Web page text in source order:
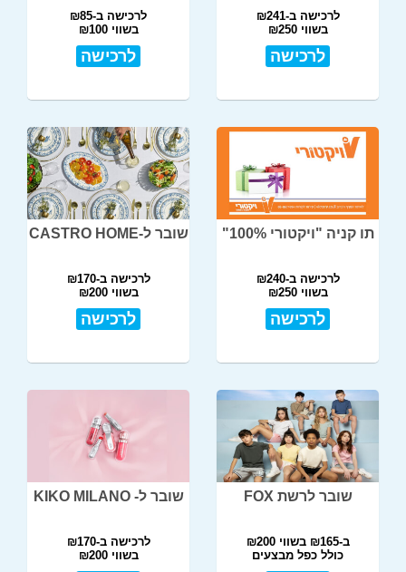
לרכישה ב-₪241
בשווי ₪250
לרכישה
לרכישה ב-₪85
בשווי ₪100
לרכישה
תו קניה "ויקטורי 100%"
לרכישה ב-₪240
בשווי ₪250
לרכישה
שובר ל-CASTRO HOME
לרכישה ב-₪170
בשווי ₪200
לרכישה
שובר לרשת FOX
ב-₪165 בשווי ₪200
כולל כפל מבצעים
שובר ל- KIKO MILANO
לרכישה ב-₪170
בשווי ₪200